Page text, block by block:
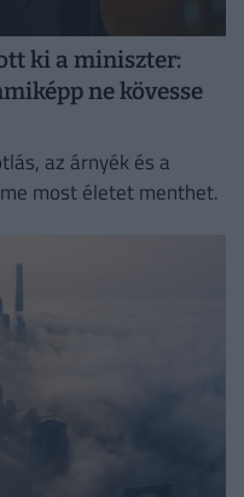
ki a miniszter:
ne kövesse
az árnyék és a
most életet menthet.